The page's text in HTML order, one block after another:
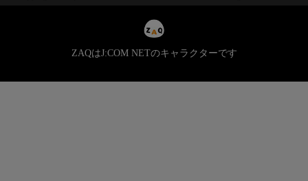
ZAQはJ:COM NETのキャラクターです